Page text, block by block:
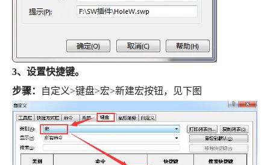
3、设置快捷键。
步骤：
自定义>键盘>宏>新建宏按钮，见下图